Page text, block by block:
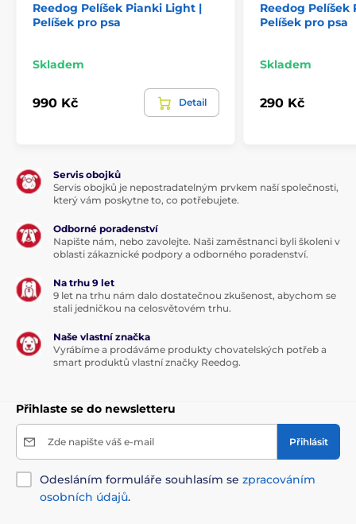
Reedog Pelíšek Pianki Light |
Pelíšek pro psa
Skladem
990 Kč Detail
Reedog Pelíšek
Pelíšek pro psa
Skladem
290 Kč
Servis obojků
Servis obojků je nepostradatelným prvkem naší společnosti,
který vám poskytne to, co potřebujete.
Odborné poradenství
Napište nám, nebo zavolejte. Naši zaměstnanci byli školeni v
oblasti zákaznické podpory a odborného poradenství.
Na trhu 9 let
9 let na trhu nám dalo dostatečnou zkušenost, abychom se
stali jedničkou na celosvětovém trhu.
Naše vlastní značka
Vyrábíme a prodáváme produkty chovatelských potřeb a
smart produktů vlastní značky Reedog.
Přihlaste se do newsletteru
Zde napište váš e-mail Přihlásit
Odesláním formuláře souhlasím se zpracováním
osobních údajů.